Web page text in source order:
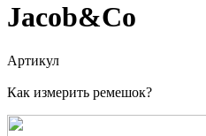
Jacob&Co
Артикул
Как измерить ремешок?